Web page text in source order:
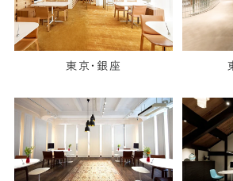
東京・銀座